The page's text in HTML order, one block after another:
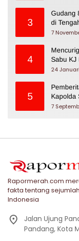
3
Gudang
di
7
4
Sabu KJ
24
5
Kapolda
7
Rapormerah.com
fakta tentang
Indonesia
Jalan Ujung
Pandang, Kota